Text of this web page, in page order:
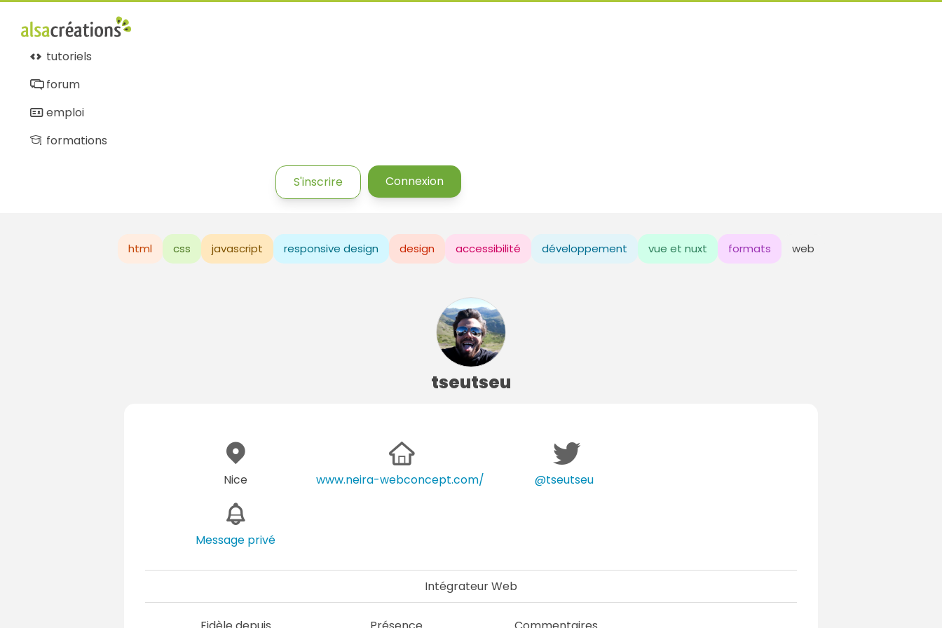
tutoriels
forum
emploi
formations
S'inscrire Connexion
html css javascript responsive design design accessibilité développement vue et nuxt formats web
tseutseu
Nice www.neira-webconcept.com/ @tseutseu
Message privé
Intégrateur Web